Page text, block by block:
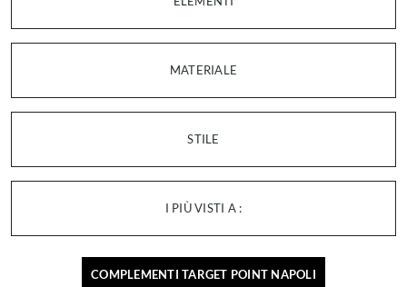
MATERIALE
STILE
I PIÙ VISTI A :
COMPLEMENTI TARGET POINT NAPOLI